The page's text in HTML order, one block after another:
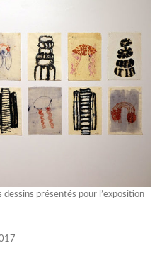
dessins présentés pour l’exposition